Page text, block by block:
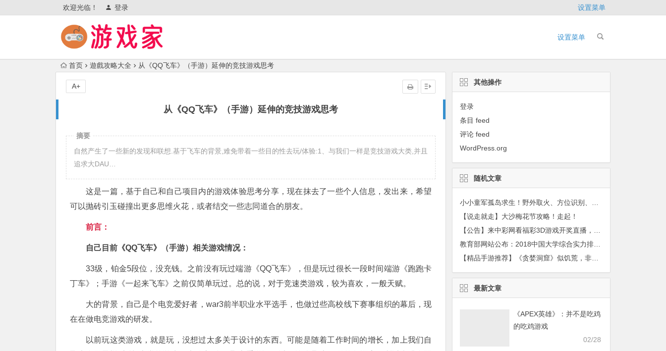
欢迎光临！ 登录 设置菜单
设置菜单
首页 遊戲攻略大全 从《QQ飞车》（手游）延伸的竞技游戏思考
从《QQ飞车》（手游）延伸的竞技游戏思考
A+
摘要
自然产生了一些新的发现和联想.基于飞车的背景,难免带着一些目的性去玩/体验:1、与我们一样是竞技游戏大类,并且
追求大DAU…
这是一篇，基于自己和自己项目内的游戏体验思考分享，现在抹去了一些个人信息，发出来，希望
可以抛砖引玉碰撞出更多思维火花，或者结交一些志同道合的朋友。
前言：
自己目前《QQ飞车》（手游）相关游戏情况：
33级，铂金5段位，没充钱。之前没有玩过端游《QQ飞车》，但是玩过很长一段时间端游《跑跑卡
丁车》；手游《一起来飞车》之前仅简单玩过。总的说，对于竞速类游戏，较为喜欢，一般天赋。
大的背景，自己是个电竞爱好者，war3前半职业水平选手，也做过些高校线下赛事组织的幕后，现
在在做电竞游戏的研发。
以前玩这类游戏，就是玩，没想过太多关于设计的东西。可能是随着工作时间的增长，加上我们自
其他操作
登录
条目 feed
评论 feed
WordPress.org
随机文章
【说走就走】大沙梅花节攻略！走起！
教育部网站公布：2018中国大学综合实力排行榜发布
【精品手游推荐】《贪婪洞窟》似饥荒，非饥荒！
最新文章
《APEX英雄》：并不是吃鸡
的吃鸡游戏
02/28